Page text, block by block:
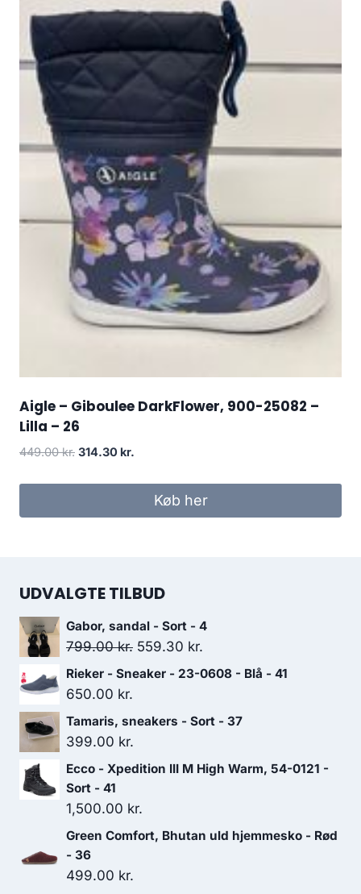
Aigle – Giboulee DarkFlower, 900-25082 –
Lilla – 26
449.00kr. Den
314.30 kr.
Køb her
UDVALGTE TILBUD
Gabor, sandal - Sort - 4
799.00kr. Den
oprindelige
559.30 kr.
aktuelle
Rieker - Sneaker - 23-0608 - Blå - 41
650.00 kr.
Tamaris, sneakers - Sort - 37
399.00 kr.
Ecco - Xpedition III M High Warm, 54-0121 -
Sort - 41
1,500.00 kr.
Green Comfort, Bhutan uld hjemmesko - Rød
- 36
499.00 kr.